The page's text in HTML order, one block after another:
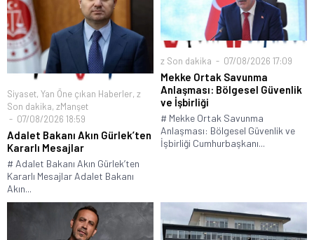
Siyaset, Yan Öne çıkan Haberler, z
Son dakika, zManşet
07/08/2026 18:59
Adalet Bakanı Akın Gürlek’ten
Kararlı Mesajlar
# Adalet Bakanı Akın Gürlek’ten
Kararlı Mesajlar Adalet Bakanı
Akın...
z Son dakika 07/08/2026 17:09
Mekke Ortak Savunma
Anlaşması: Bölgesel Güvenlik
ve İşbirliği
# Mekke Ortak Savunma
Anlaşması: Bölgesel Güvenlik ve
İşbirliği Cumhurbaşkanı...